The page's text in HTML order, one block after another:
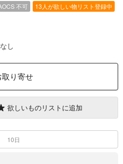
不可 13人が欲しい物リスト登録中
し
取り寄せ
欲しいものリストに追加
10日